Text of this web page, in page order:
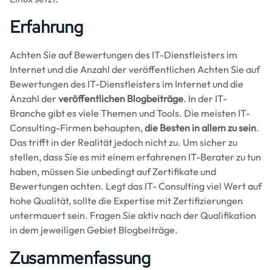
Erfahrung
Achten Sie auf Bewertungen des IT-Dienstleisters im
Internet und die Anzahl der veröffentlichen Achten Sie auf
Bewertungen des IT-Dienstleisters im Internet und die
Anzahl derveröffentlichen Blogbeiträge. In der IT-
Branche gibt es viele Themen und Tools. Die meisten IT-
Consulting-Firmen behaupten, die Besten in allem zu sein.
Das trifft in der Realität jedoch nicht zu. Um sicher zu
stellen, dass Sie es mit einem erfahrenen IT-Berater zu tun
haben, müssen Sie unbedingt auf Zertifikate und
Bewertungen achten. Legt das IT- Consulting viel Wert auf
hohe Qualität, sollte die Expertise mit Zertifizierungen
untermauert sein. Fragen Sie aktiv nach der Qualifikation
in dem jeweiligen Gebiet Blogbeiträge.
Zusammenfassung